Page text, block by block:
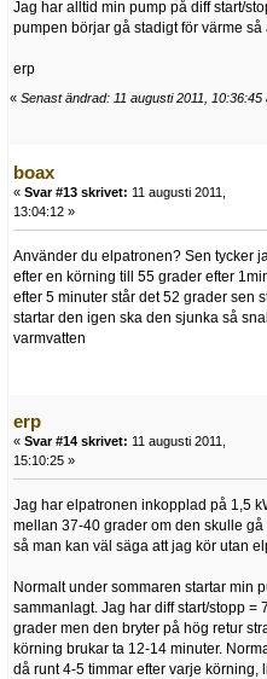
Jag har alltid min pump på diff start/
pumpen börjar gå stadigt för värme så
erp
« Senast ändrad: 11 augusti 2011, 10:36:45
boax
« Svar #13 skrivet: 11 augusti 2011,
13:04:12 »
Använder du elpatronen? Sen tycker
efter en körning till 55 grader efter
efter 5 minuter står det 52 grader sen
startar den igen ska den sjunka så
varmvatten
erp
« Svar #14 skrivet: 11 augusti 2011,
15:10:25 »
Jag har elpatronen inkopplad på 1,5
mellan 37-40 grader om den skulle gå
så man kan väl säga att jag kör utan
Normalt under sommaren startar min
sammanlagt. Jag har diff start/stopp =
grader men den bryter på hög retur
körning brukar ta 12-14 minuter.
då runt 4-5 timmar efter varje körning,